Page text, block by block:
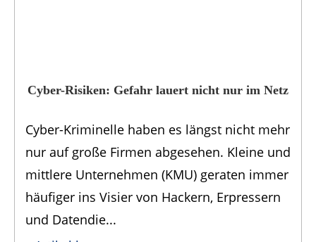
Cyber-Risiken: Gefahr lauert nicht nur im Netz
Cyber-Kriminelle haben es längst nicht mehr
nur auf große Firmen abgesehen. Kleine und
mittlere Unternehmen (KMU) geraten immer
häufiger ins Visier von Hackern, Erpressern
und Datendie...